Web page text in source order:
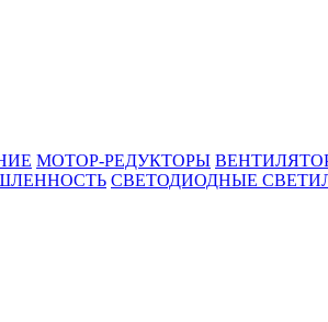
МОТОР-РЕДУКТОРЫ
СВЕТОДИОДНЫЕ